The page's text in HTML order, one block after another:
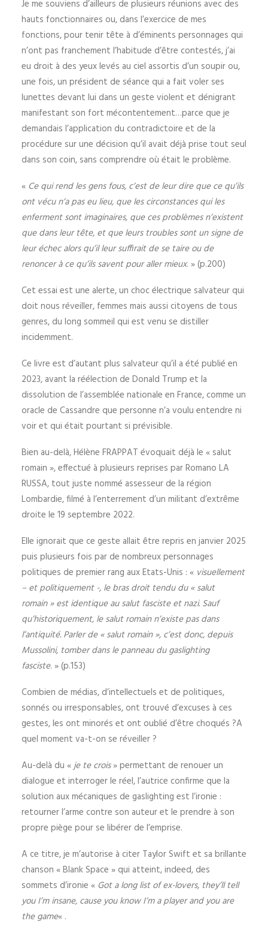
Je me souviens d’ailleurs de plusieurs réunions avec des
hauts fonctionnaires ou, dans l’exercice de mes
fonctions, pour tenir tête à d’éminents personnages qui
n’ont pas franchement l’habitude d’être contestés, j’ai
eu droit à des yeux levés au ciel assortis d’un soupir ou,
une fois, un président de séance qui a fait voler ses
lunettes devant lui dans un geste violent et dénigrant
manifestant son fort mécontentement…parce que je
demandais l’application du contradictoire et de la
procédure sur une décision qu’il avait déjà prise tout seul
dans son coin, sans comprendre où était le problème.
« Ce qui rend les gens fous, c’est de leur dire que ce qu’ils
ont vécu n’a pas eu lieu, que les circonstances qui les
enferment sont imaginaires, que ces problèmes n’existent
que dans leur tête, et que leurs troubles sont un signe de
leur échec alors qu’il leur suffirait de se taire ou de
renoncer à ce qu’ils savent pour aller mieux. » (p.200)
Cet essai est une alerte, un choc électrique salvateur qui
doit nous réveiller, femmes mais aussi citoyens de tous
genres, du long sommeil qui est venu se distiller
incidemment.
Ce livre est d’autant plus salvateur qu’il a été publié en
2023, avant la réélection de Donald Trump et la
dissolution de l’assemblée nationale en France, comme un
oracle de Cassandre que personne n’a voulu entendre ni
voir et qui était pourtant si prévisible.
Bien au-delà, Hélène FRAPPAT évoquait déjà le « salut
romain », effectué à plusieurs reprises par Romano LA
RUSSA, tout juste nommé assesseur de la région
Lombardie, filmé à l’enterrement d’un militant d’extrême
droite le 19 septembre 2022.
Elle ignorait que ce geste allait être repris en janvier 2025
puis plusieurs fois par de nombreux personnages
politiques de premier rang aux Etats-Unis : « visuellement
– et politiquement -, le bras droit tendu du « salut
romain » est identique au salut fasciste et nazi. Sauf
qu’historiquement, le salut romain n’existe pas dans
l’antiquité. Parler de « salut romain », c’est donc, depuis
Mussolini, tomber dans le panneau du gaslighting
fasciste. » (p.153)
Combien de médias, d’intellectuels et de politiques,
sonnés ou irresponsables, ont trouvé d’excuses à ces
gestes, les ont minorés et ont oublié d’être choqués ?A
quel moment va-t-on se réveiller ?
Au-delà du «je te crois» permettant de renouer un
dialogue et interroger le réel, l’autrice confirme que la
solution aux mécaniques de gaslighting est l’ironie :
retourner l’arme contre son auteur et le prendre à son
propre piège pour se libérer de l’emprise.
A ce titre, je m’autorise à citer Taylor Swift et sa brillante
chanson « Blank Space » qui atteint, indeed, des
sommets d’ironie « Got a long list of ex-lovers, they’ll tell
you I’m insane, cause you know I’m a player and you are
the game« .